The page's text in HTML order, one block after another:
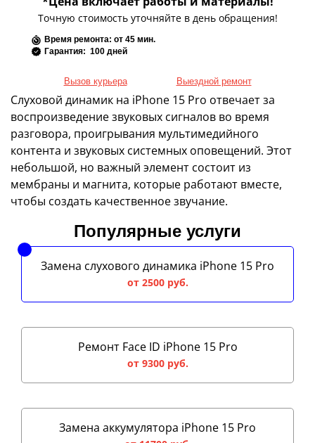
Точную стоимость уточняйте в день обращения!
Время ремонта: от 45 мин.
Гарантия: 100 дней
Вызов курьера Выездной ремонт
Слуховой динамик на iPhone 15 Pro отвечает за
воспроизведение звуковых сигналов во время
разговора, проигрывания мультимедийного
контента и звуковых системных оповещений. Этот
небольшой, но важный элемент состоит из
мембраны и магнита, которые работают вместе,
чтобы создать качественное звучание.
Популярные услуги
Замена слухового динамика iPhone 15 Pro
от 2500 руб.
Ремонт Face ID iPhone 15 Pro
от 9300 руб.
Замена аккумулятора iPhone 15 Pro